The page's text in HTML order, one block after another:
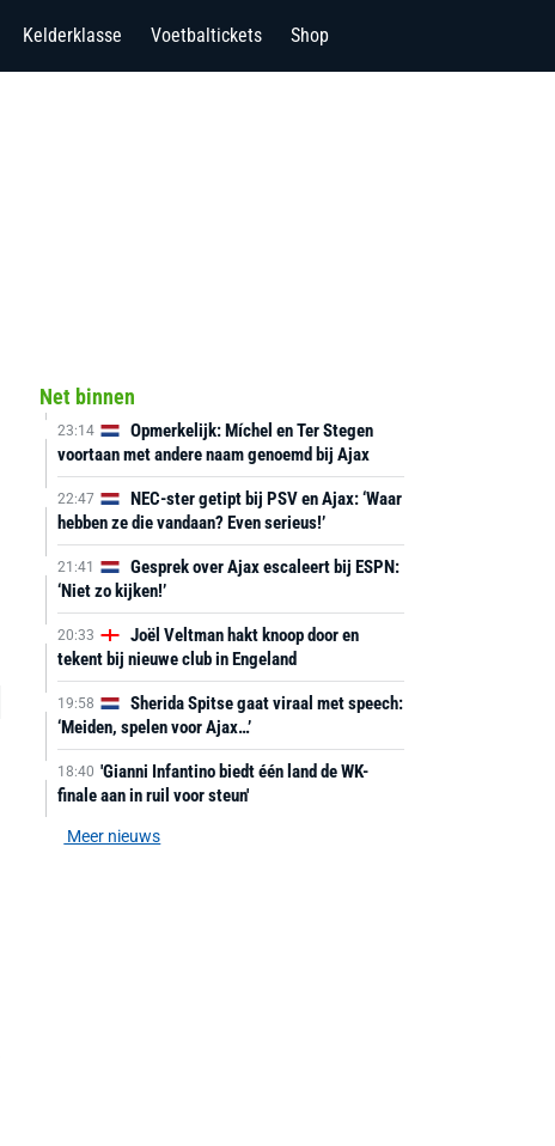
Kelderklasse Voetbaltickets Shop
Net binnen
23:14
Opmerkelijk: Míchel en Ter Stegen
voortaan met andere naam genoemd bij Ajax
22:47
NEC-ster getipt bij PSV en Ajax: ‘Waar
hebben ze die vandaan? Even serieus!’
21:41
Gesprek over Ajax escaleert bij ESPN:
‘Niet zo kijken!’
20:33
Joël Veltman hakt knoop door en
tekent bij nieuwe club in Engeland
19:58
Sherida Spitse gaat viraal met speech:
‘Meiden, spelen voor Ajax…’
18:40 'Gianni Infantino biedt één land de WK-
finale aan in ruil voor steun'
Meer nieuws